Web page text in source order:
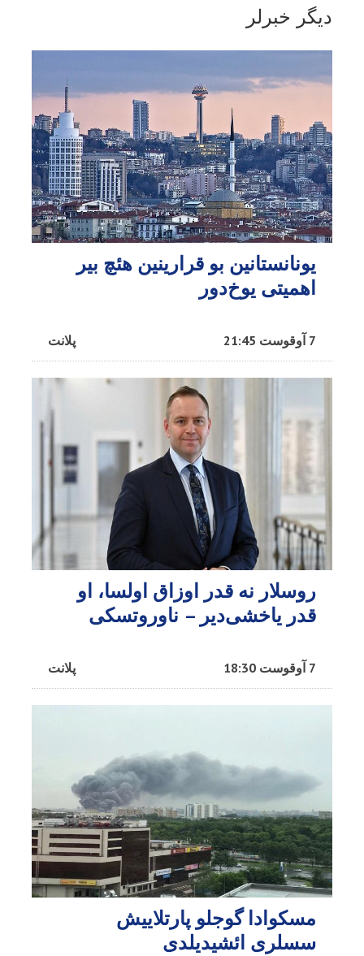
دیگر خبرلر
یونانستانین بو قرارینین هئچ بیر
اهمیتی یوخ‌دور
پلانت 7 آوقوست 21:45
روسلار نه قدر اوزاق اولسا، او
قدر یاخشی‌دیر – ناوروتسکی
پلانت 7 آوقوست 18:30
مسکوادا گوجلو پارتلاییش
سسلری ائشیدیلدی